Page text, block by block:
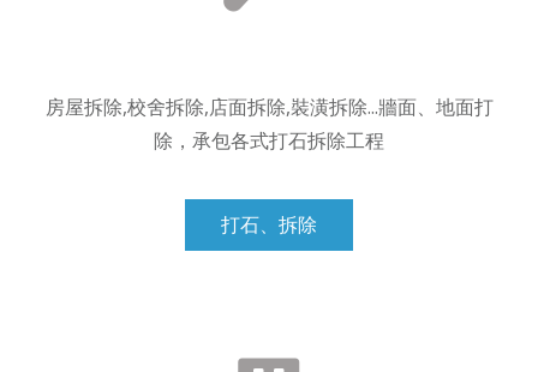
房屋拆除,校舍拆除,店面拆除,裝潢拆除...牆面、地面打
除，承包各式打石拆除工程
打石、拆除